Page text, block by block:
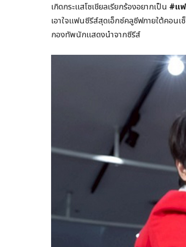
เกิดกระแสโซเชียลเรียกร้องอยากเป็น #แ
เอาใจแฟนซีรีส์สุดเอ็กซ์คลูซีฟภายใต้คอนเ
กองทัพนักแสดงนำจากซีรีส์